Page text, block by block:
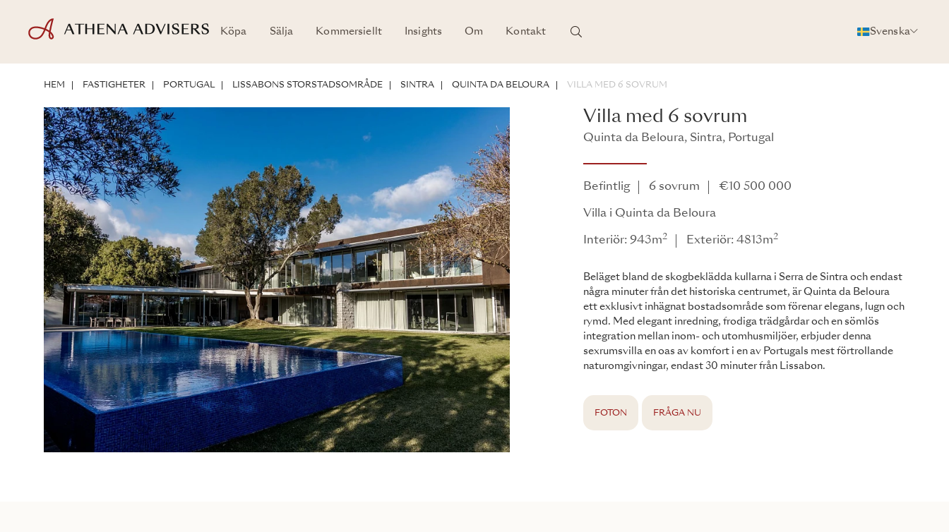
Köpa Sälja Kommersiellt Insights Om Kontakt Svenska
HEM FASTIGHETER PORTUGAL LISSABONS STORSTADSOMRÅDE SINTRA QUINTA DA BELOURA VILLA MED 6 SOVRUM
Villa med 6 sovrum
Quinta da Beloura, Sintra, Portugal
Befintlig 6 sovrum €10 500 000
Villa i Quinta da Beloura
Interiör: 943m2 Exteriör: 4813m2
Beläget bland de skogbeklädda kullarna i Serra de Sintra och endast
några minuter från det historiska centrumet, är Quinta da Beloura
ett exklusivt inhägnat bostadsområde som förenar elegans, lugn och
rymd. Med elegant inredning, frodiga trädgårdar och en sömlös
integration mellan inom- och utomhusmiljöer, erbjuder denna
sexrumsvilla en oas av komfort i en av Portugals mest förtrollande
naturomgivningar, endast 30 minuter från Lissabon.
FOTON FRÅGA NU